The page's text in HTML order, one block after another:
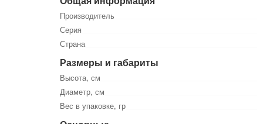
Производитель
Серия
Страна
Размеры и габариты
Высота, см
Диаметр, см
Вес в упаковке, гр